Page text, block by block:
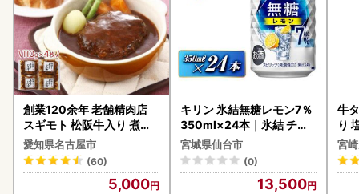
創業120余年 老舗精肉店
スギモト 松阪牛入り 煮込
み ハンバーグ 110g×4枚
惣菜 お取り寄せ グルメ ハ
ンバーグ 冷凍
愛知県名古屋市
(60)
5,000
キリン 氷結無糖レモン7％
350ml×24本｜氷結 チュ
ーハイ 仙台市
宮城県仙台市
(0)
13,500
牛
り
宮